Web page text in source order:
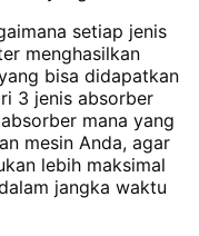
setiap jenis
menghasilkan
bisa didapatkan
3 jenis absorber
mana yang
mesin Anda, agar
lebih maksimal
jangka waktu